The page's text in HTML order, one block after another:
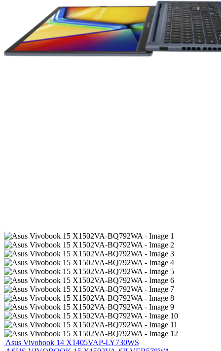
Asus Vivobook 14 X1405VAP-LY730WS